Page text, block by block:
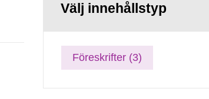
Välj innehållstyp
Föreskrifter (3)